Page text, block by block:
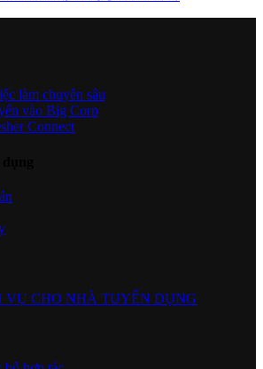
làm chuyên sâu
vào Big Corp
Connect
VỤ CHO NHÀ TUYỂN DỤNG